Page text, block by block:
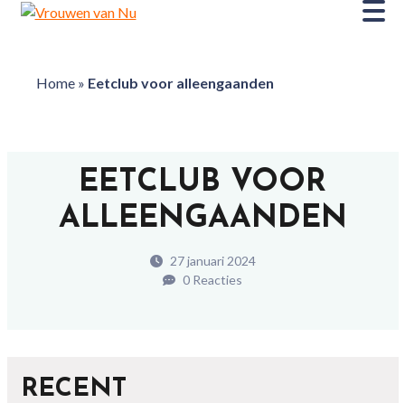
Home» Eetclub voor alleengaanden
EETCLUB VOOR
ALLEENGAANDEN
27 januari 2024
0 Reacties
RECENT